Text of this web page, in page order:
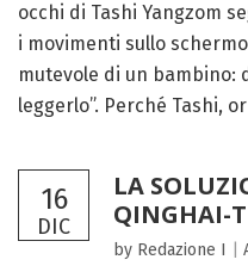
occhi di Tashi Yangzom
i movimenti sullo
mutevole di un bambino:
leggerlo”. Perché Tashi,
16
DIC
LA
QINGHAI-
by Redazione I